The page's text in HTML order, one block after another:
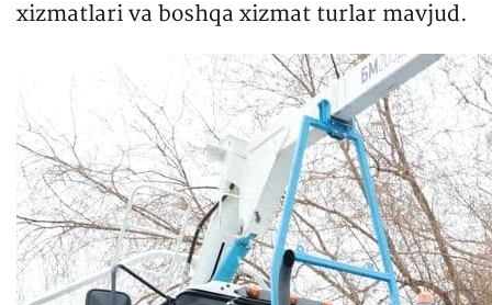
xizmatlari va boshqa xizmat turlar mavjud.